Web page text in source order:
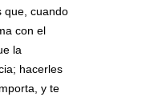
que, cuando
con el
la
hacerles
y te